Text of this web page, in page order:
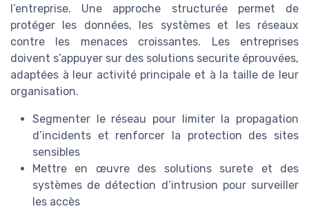
l’entreprise. Une approche structurée permet de
protéger les données, les systèmes et les réseaux
contre les menaces croissantes. Les entreprises
doivent s’appuyer sur des solutions securite éprouvées,
adaptées à leur activité principale et à la taille de leur
organisation.
Segmenter le réseau pour limiter la propagation
d’incidents et renforcer la protection des sites
sensibles
Mettre en œuvre des solutions surete et des
systèmes de détection d’intrusion pour surveiller
les accès